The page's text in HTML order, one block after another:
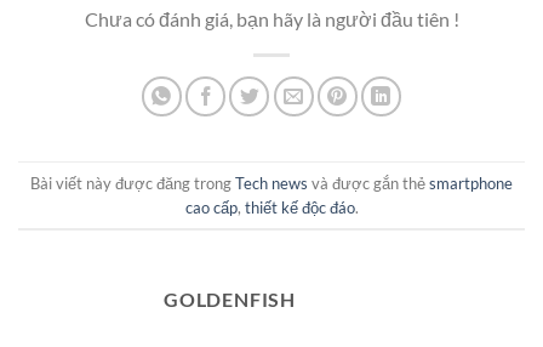
Chưa có đánh giá, bạn hãy là người đầu tiên !
Bài viết này được đăng trongTech news và được gắn thẻsmartphone
cao cấp, thiết kế độc đáo.
GOLDENFISH